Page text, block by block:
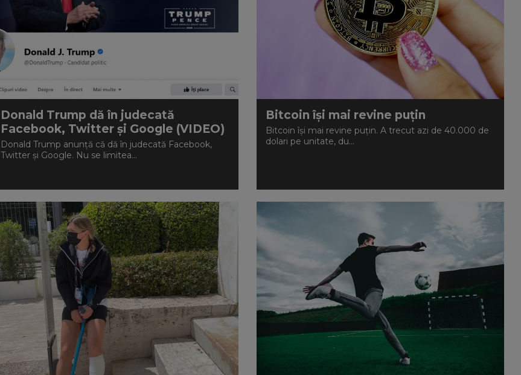
Donald Trump dă în judecată
Facebook, Twitter și Google (VIDEO)
Donald Trump anunță că dă în judecată Facebook,
Twitter și Google. Nu se limitea...
Bitcoin își mai revine puțin
Bitcoin își mai revine puțin. A trecut azi de 40.000 de
dolari pe unitate, du...